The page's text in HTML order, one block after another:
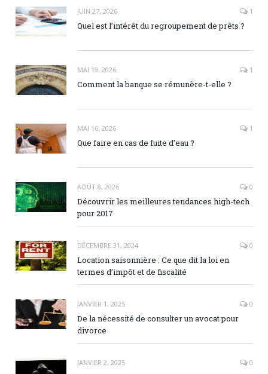
JUIN 27, 2026 1
Quel est l’intérêt du regroupement de prêts ?
MAI 19, 2026 1
Comment la banque se rémunère-t-elle ?
MAI 16, 2026 1
Que faire en cas de fuite d’eau ?
AOÛT 8, 2026 0
Découvrir les meilleures tendances high-tech
pour 2017
DÉCEMBRE 31, 2024 0
Location saisonnière : Ce que dit la loi en
termes d’impôt et de fiscalité
JANVIER 1, 2025 0
De la nécessité de consulter un avocat pour
divorce
JANVIER 2, 2025 0